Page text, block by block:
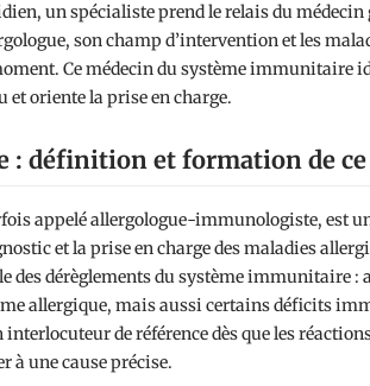
un spécialiste prend le relais du médecin
son champ d’intervention et les
Ce médecin du système immunitaire
et oriente la prise en charge.
: définition et formation de
appelé allergologue-immunologiste, est
et la prise en charge des maladies
des dérèglements du système immunitaire
allergique, mais aussi certains déficits
interlocuteur de référence dès que les
à une cause précise.